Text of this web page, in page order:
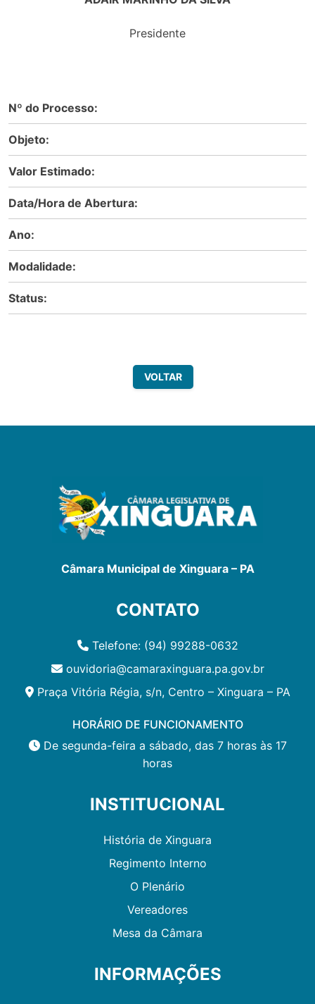
Presidente
Nº do Processo:
Objeto:
Valor Estimado:
Data/Hora de Abertura:
Ano:
Modalidade:
Status:
VOLTAR
Câmara Municipal de Xinguara – PA
CONTATO
Telefone: (94) 99288-0632
ouvidoria@camaraxinguara.pa.gov.br
Praça Vitória Régia, s/n, Centro – Xinguara – PA
HORÁRIO DE FUNCIONAMENTO
De segunda-feira a sábado, das 7 horas às 17
horas
INSTITUCIONAL
História de Xinguara
Regimento Interno
O Plenário
Vereadores
Mesa da Câmara
INFORMAÇÕES